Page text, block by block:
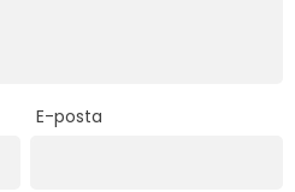
E-posta